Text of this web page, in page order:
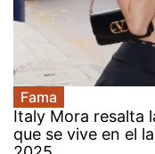
Fama
Italy Mora resalta
que se vive en el